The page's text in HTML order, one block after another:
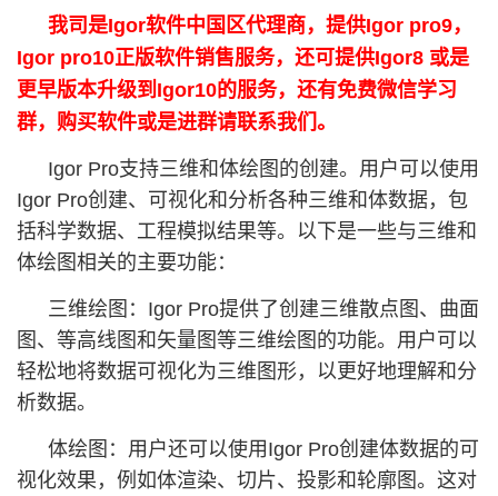
我司是Igor软件中国区代理商，提供Igor pro9，
Igor pro10正版软件销售服务，还可提供Igor8 或是
更早版本升级到Igor10的服务，还有免费微信学习
群，购买软件或是进群请联系我们。
Igor Pro支持三维和体绘图的创建。用户可以使用
Igor Pro创建、可视化和分析各种三维和体数据，包
括科学数据、工程模拟结果等。以下是一些与三维和
体绘图相关的主要功能：
三维绘图：Igor Pro提供了创建三维散点图、曲面
图、等高线图和矢量图等三维绘图的功能。用户可以
轻松地将数据可视化为三维图形，以更好地理解和分
析数据。
体绘图：用户还可以使用Igor Pro创建体数据的可
视化效果，例如体渲染、切片、投影和轮廓图。这对